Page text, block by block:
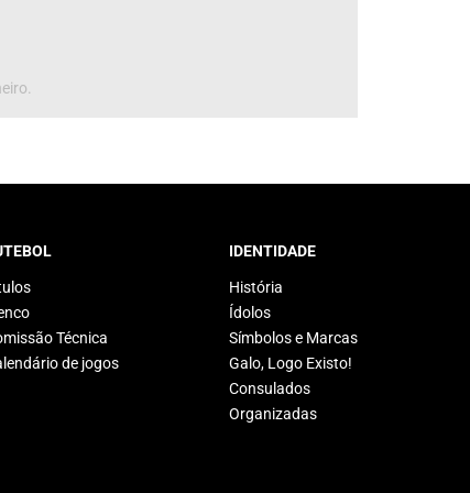
Técnica
de jogos
IDENTIDADE
História
Ídolos
Símbolos e Marcas
Galo, Logo Existo!
Consulados
Organizadas